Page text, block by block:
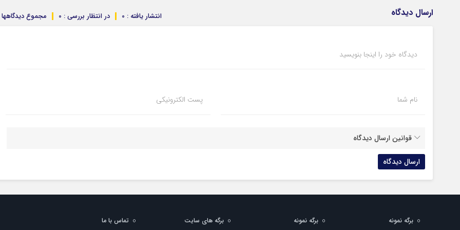
ارسال دیدگاه مجموع دیدگاهها در انتظار بررسی : 0 انتشار یافته : 0
دیدگاه خود را اینجا بنویسید
نام شما پست الکترونیکی
قوانین ارسال دیدگاه
برگه نمونه برگه نمونه برگه های سایت تماس با ما